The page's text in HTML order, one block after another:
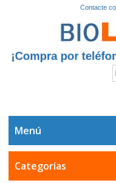
Contacte
Menú
Categorías